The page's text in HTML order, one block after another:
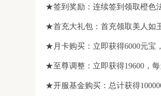
★签到奖励：连续签到领取橙色
★首充大礼包：首充领取美人如
★月卡购买：立即获得6000元宝
★至尊调整：立即获得19600，每
★开服基金购买：总计获得